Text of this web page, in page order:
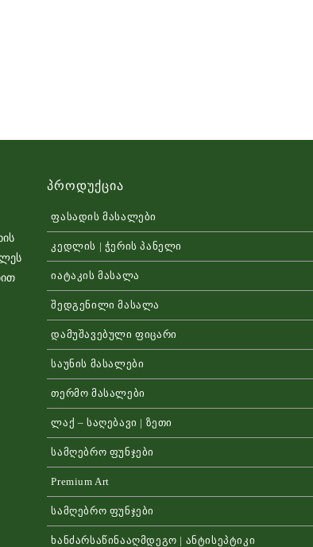
Პროდუქცია
ფასადის მასალები
კედლის | ჭერის პანელი
იატაკის მასალა
შედგენილი მასალა
დამუშავებული ფიცარი
საუნის მასალები
თერმო მასალები
ლაქ – საღებავი | ზეთი
სამღებრო ფუნჯები
Premium Art
სამღებრო ფუნჯები
ხანძარსაწინააღმდეგო | ანტისეპტიკი